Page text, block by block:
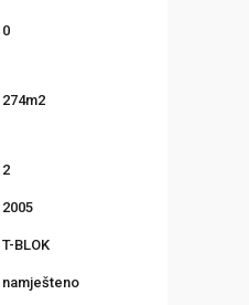
0
274m2
2
2005
T-BLOK
namješteno